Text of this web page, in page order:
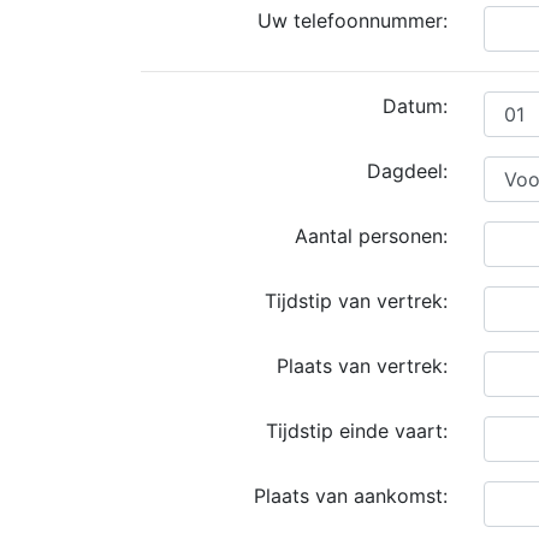
Uw telefoonnummer:
Datum:
Dagdeel:
Aantal personen:
Tijdstip van vertrek:
Plaats van vertrek:
Tijdstip einde vaart:
Plaats van aankomst: